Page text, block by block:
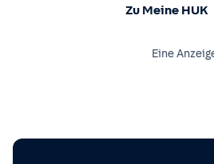
Zu Meine HUK
Eine